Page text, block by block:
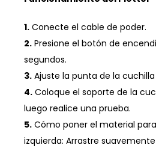
1. Conecte el cable de poder.
2. Presione el botón de
segundos.
3. Ajuste la punta de la
4. Coloque el soporte de la
luego realice una prueba.
5. Cómo poner el material
izquierda: Arrastre